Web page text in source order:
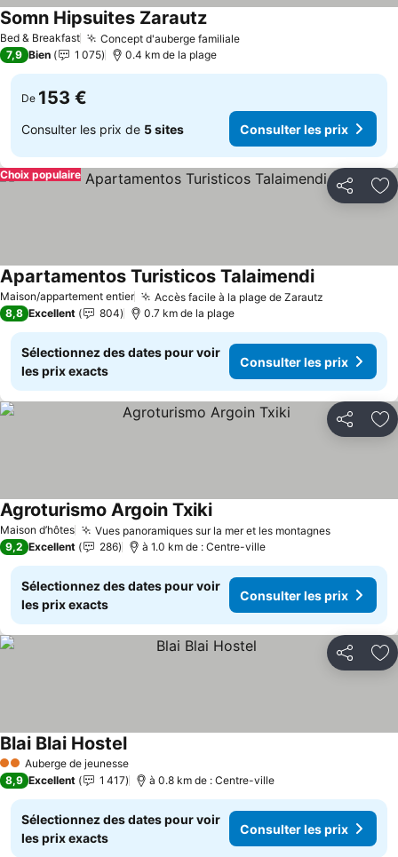
Bed & Breakfast Concept d'auberge familialeConsulter les prix
Somn Hipsuites ZarautzConsulter les prix
7,9 Bien 1 075 0.4 km de la plage
De 153 €
Consulter les prix de 5 sites Consulter les prix
Partager
Choix populaire
Maison/appartement entier Accès facile à la plage de Zarautz
Apartamentos Turisticos TalaimendiConsulter
8,8 Excellent 804 0.7 km de la plage
Sélectionnez des dates pour voir
les prix exacts
Consulter les prix
Partager
Maison d’hôtes Vues panoramiques sur la mer et les montagnes
Agroturismo Argoin TxikiConsulter les prix
9,2 Excellent 286 à 1.0 km de : Centre-ville
Sélectionnez des dates pour voir
les prix exacts
Consulter les prix
Partager
2 ÉtoilesAuberge de jeunesse
Blai Blai HostelConsulter les prix
8,9 Excellent 1 417 à 0.8 km de : Centre-ville
Sélectionnez des dates pour voir
les prix exacts
Consulter les prix